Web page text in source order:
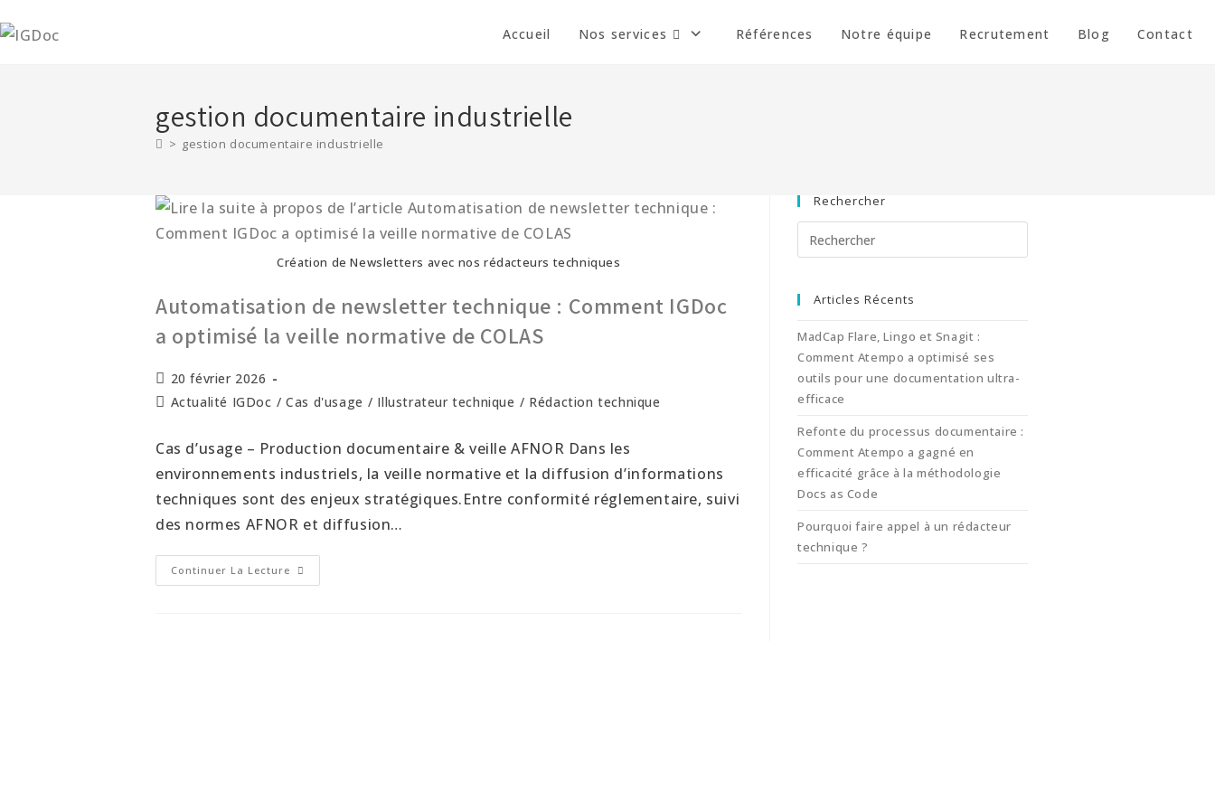
Accueil Nos services Références Notre équipe Recrutement Blog Contact
gestion documentaire industrielle
> gestion documentaire industrielle
Création de Newsletters avec nos rédacteurs techniques
Automatisation de newsletter technique : Comment IGDoc
a optimisé la veille normative de COLAS
20 février 2026
Actualité IGDoc / Cas d'usage / Illustrateur technique / Rédaction technique
Cas d’usage – Production documentaire & veille AFNOR Dans les
environnements industriels, la veille normative et la diffusion d’informations
techniques sont des enjeux stratégiques.Entre conformité réglementaire, suivi
des normes AFNOR et diffusion…
Continuer La Lecture
Rechercher
Articles Récents
MadCap Flare, Lingo et Snagit :
Comment Atempo a optimisé ses
outils pour une documentation ultra-
efficace
Refonte du processus documentaire :
Comment Atempo a gagné en
efficacité grâce à la méthodologie
Docs as Code
Pourquoi faire appel à un rédacteur
technique ?